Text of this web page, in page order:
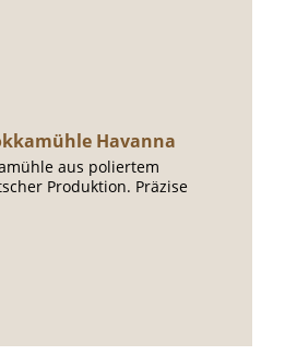
Havanna
aus poliertem
Produktion. Präzise